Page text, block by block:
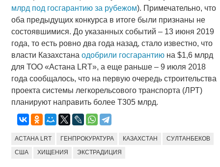
млрд под госгарантию за рубежом). Примечательно, что
оба предыдущих конкурса в итоге были признаны не
состоявшимися. До указанных событий – 13 июня 2019
года, то есть ровно два года назад, стало известно, что
власти Казахстана одобрили госгарантиюна $1,6 млрд
для ТОО «Астана LRT», а еще раньше – 9 июля 2018
года сообщалось, что на первую очередь строительства
проекта системы легкорельсового транспорта (ЛРТ)
планируют направить более Т305 млрд.
АСТАНА LRT ГЕНПРОКУРАТУРА КАЗАХСТАН СУЛТАНБЕКОВ
США ХИЩЕНИЯ ЭКСТРАДИЦИЯ